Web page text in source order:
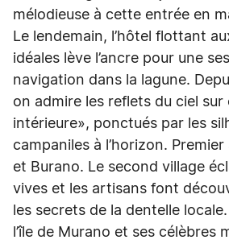
mélodieuse à cette entrée en
Le lendemain, l’hôtel flottant
idéales lève l’ancre pour une
navigation dans la lagune.
on admire les reflets du ciel
intérieure», ponctués par les
campaniles à l’horizon.
et Burano. Le second village
vives et les artisans font
les secrets de la dentelle
l’île de Murano et ses célèbres